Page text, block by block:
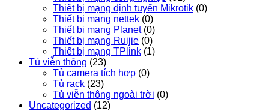
Thiêt bị mạng định tuyến Mikrotik (0)
Thiết bị mạng nettek (0)
Thiết bị mạng Planet (0)
Thiết bị mạng Ruijie (0)
Thiết bị mạng TPlink (1)
Tủ viễn thông (23)
Tủ camera tích hợp (0)
Tủ rack (23)
Tủ viễn thông ngoài trời (0)
Uncategorized (12)